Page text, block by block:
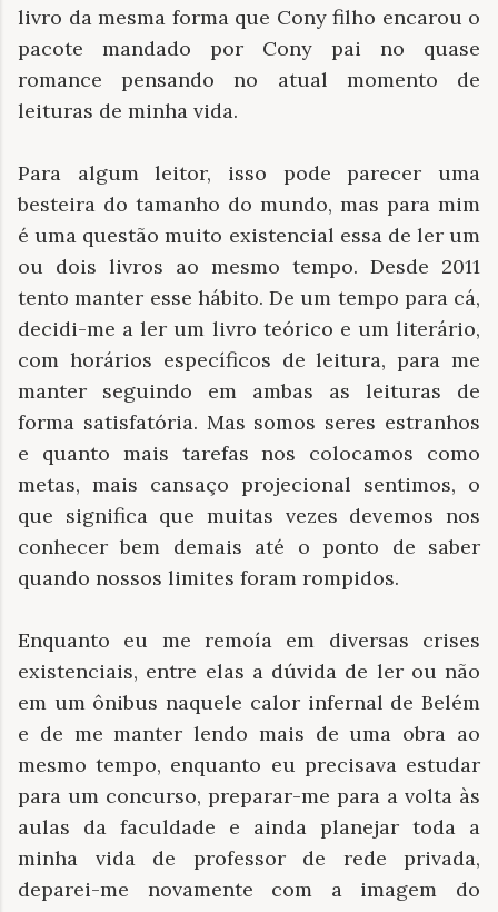
livro da mesma forma que Cony filho encarou o
pacote mandado por Cony pai no quase
romance pensando no atual momento de
leituras de minha vida.
Para algum leitor, isso pode parecer uma
besteira do tamanho do mundo, mas para mim
é uma questão muito existencial essa de ler um
ou dois livros ao mesmo tempo. Desde 2011
tento manter esse hábito. De um tempo para cá,
decidi-me a ler um livro teórico e um literário,
com horários específicos de leitura, para me
manter seguindo em ambas as leituras de
forma satisfatória. Mas somos seres estranhos
e quanto mais tarefas nos colocamos como
metas, mais cansaço projecional sentimos, o
que significa que muitas vezes devemos nos
conhecer bem demais até o ponto de saber
quando nossos limites foram rompidos.
Enquanto eu me remoía em diversas crises
existenciais, entre elas a dúvida de ler ou não
em um ônibus naquele calor infernal de Belém
e de me manter lendo mais de uma obra ao
mesmo tempo, enquanto eu precisava estudar
para um concurso, preparar-me para a volta às
aulas da faculdade e ainda planejar toda a
minha vida de professor de rede privada,
deparei-me novamente com a imagem do